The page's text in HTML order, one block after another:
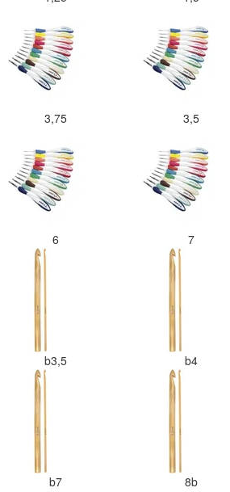
3,75 3,5
6 7
b3,5 b4
b7 8b